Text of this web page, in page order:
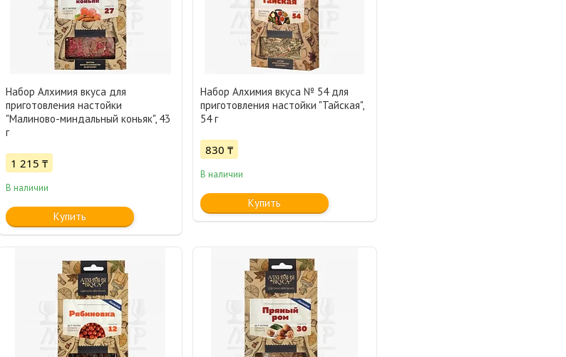
Набор Алхимия вкуса для
приготовления настойки
"Малиново-миндальный коньяк", 43
г
1 215 ₸
В наличии
Купить
Набор Алхимия вкуса № 54 для
приготовления настойки "Тайская",
54 г
830 ₸
В наличии
Купить